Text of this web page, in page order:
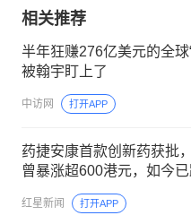
相关推荐
半年狂赚276亿美元的全球
被翰宇盯上了
中访网 打开APP
药捷安康首款创新药获批
曾暴涨超600港元，如今
红星新闻 打开APP